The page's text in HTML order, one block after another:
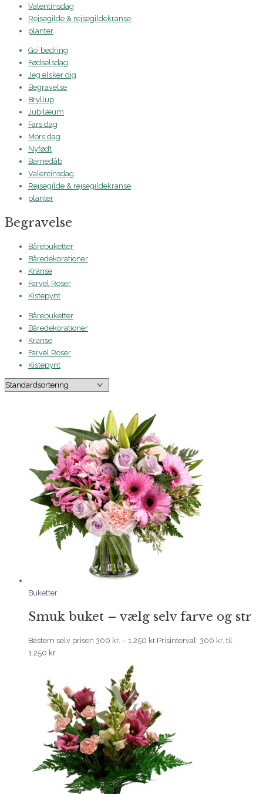
Valentinsdag
Rejsegilde & rejsegildekranse
planter
Go’ bedring
Fødselsdag
Jeg elsker dig
Begravelse
Bryllup
Jubilæum
Fars dag
Mors dag
Nyfødt
Barnedåb
Valentinsdag
Rejsegilde & rejsegildekranse
planter
Begravelse
Bårebuketter
Båredekorationer
Kranse
Farvel Roser
Kistepynt
Bårebuketter
Båredekorationer
Kranse
Farvel Roser
Kistepynt
Buketter
Smuk buket – vælg selv farve og str
Bestem selv prisen 300 kr. – 1.250 kr.Prisinterval: 300 kr. til
1.250 kr.